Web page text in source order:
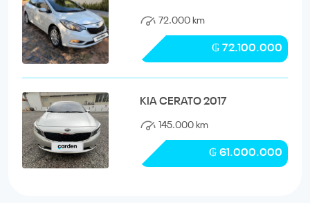
72.000 km
₲ 72.100.000
KIA CERATO 2017
145.000 km
₲ 61.000.000